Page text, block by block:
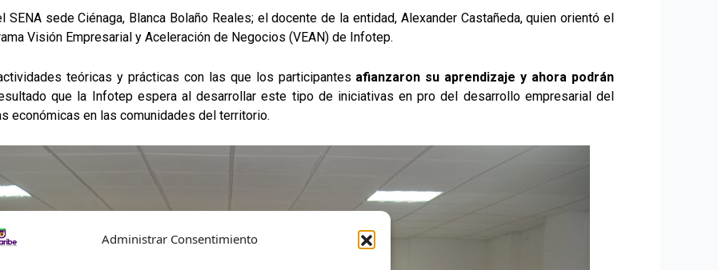
Administrar Consentimiento
sede Ciénaga, Blanca Bolaño Reales; el docente de la entidad, Alexander Castañeda, quien orientó el
Visión Empresarial y Aceleración de Negocios (VEAN) de Infotep.
teóricas y prácticas con las que los participantes afianzaron su aprendizaje y ahora podrán
que la Infotep espera al desarrollar este tipo de iniciativas en pro del desarrollo empresarial del
económicas en las comunidades del territorio.